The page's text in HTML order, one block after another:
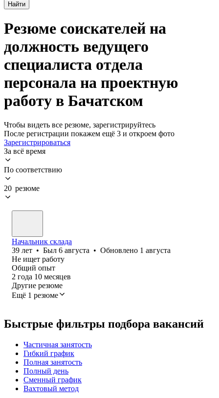
Найти
Резюме соискателей на
должность ведущего
специалиста отдела
персонала на проектную
работу в Бачатском
Чтобы видеть все резюме, зарегистрируйтесь
После регистрации покажем ещё 3 и откроем фото
Зарегистрироваться
За всё время
По соответствию
20 резюме
Начальник склада
39 лет • Был 6 августа • Обновлено 1 августа
Не ищет работу
Общий опыт
2 года 10 месяцев
Другие резюме
Ещё 1 резюме
Быстрые фильтры подбора вакансий
Частичная занятость
Гибкий график
Полная занятость
Полный день
Сменный график
Вахтовый метод